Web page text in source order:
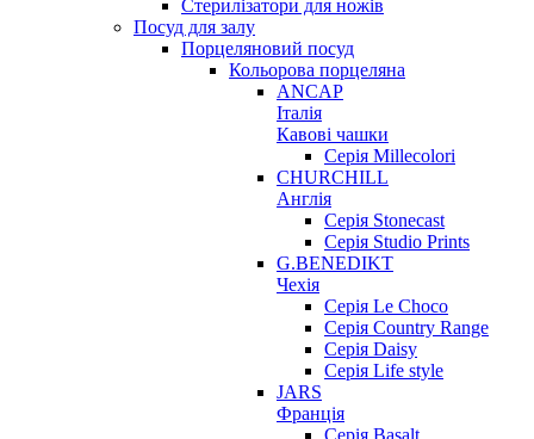
Стерилізатори для ножів
Посуд для залу
Порцеляновий посуд
Кольорова порцеляна
ANCAP
Італія
Кавові чашки
Серія Millecolori
CHURCHILL
Англія
Серія Stonecast
Серія Studio Prints
G.BENEDIKT
Чехія
Cерія Le Choco
Серія Country Range
Серія Daisy
Серія Life style
JARS
Франція